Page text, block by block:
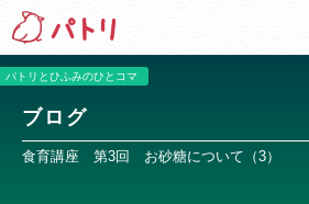
パトリとひふみのひとコマ
ブログ
食育講座 第3回 お砂糖について（3）